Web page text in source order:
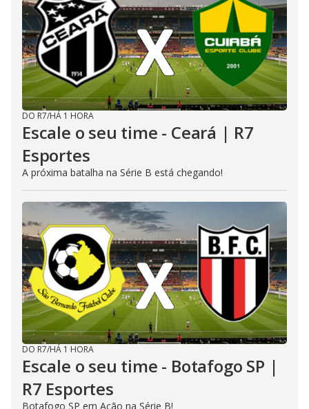
DO R7/HÁ 1 HORA
Escale o seu time - Ceará | R7
Esportes
A próxima batalha na Série B está chegando!
DO R7/HÁ 1 HORA
Escale o seu time - Botafogo SP |
R7 Esportes
Botafogo SP em Ação na Série B!